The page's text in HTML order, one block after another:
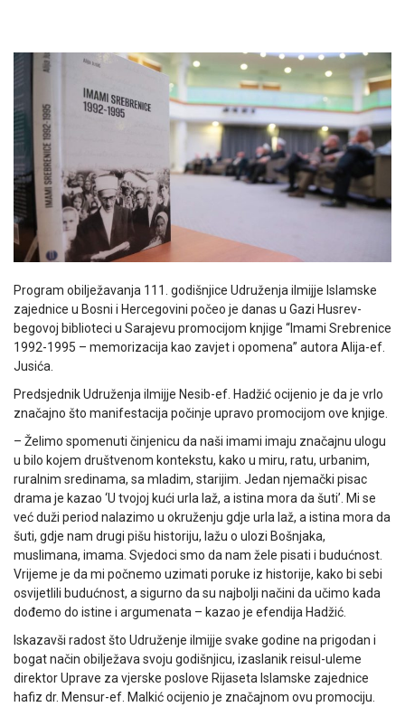
Program obilježavanja 111. godišnjice Udruženja ilmijje Islamske
zajednice u Bosni i Hercegovini počeo je danas u Gazi Husrev-
begovoj biblioteci u Sarajevu promocijom knjige “Imami Srebrenice
1992-1995 – memorizacija kao zavjet i opomena” autora Alija-ef.
Jusića.
Predsjednik Udruženja ilmijje Nesib-ef. Hadžić ocijenio je da je vrlo
značajno što manifestacija počinje upravo promocijom ove knjige.
– Želimo spomenuti činjenicu da naši imami imaju značajnu ulogu
u bilo kojem društvenom kontekstu, kako u miru, ratu, urbanim,
ruralnim sredinama, sa mladim, starijim. Jedan njemački pisac
drama je kazao ‘U tvojoj kući urla laž, a istina mora da šuti’. Mi se
već duži period nalazimo u okruženju gdje urla laž, a istina mora da
šuti, gdje nam drugi pišu historiju, lažu o ulozi Bošnjaka,
muslimana, imama. Svjedoci smo da nam žele pisati i budućnost.
Vrijeme je da mi počnemo uzimati poruke iz historije, kako bi sebi
osvijetlili budućnost, a sigurno da su najbolji načini da učimo kada
dođemo do istine i argumenata – kazao je efendija Hadžić.
Iskazavši radost što Udruženje ilmijje svake godine na prigodan i
bogat način obilježava svoju godišnjicu, izaslanik reisul-uleme
direktor Uprave za vjerske poslove Rijaseta Islamske zajednice
hafiz dr. Mensur-ef. Malkić ocijenio je značajnom ovu promociju.